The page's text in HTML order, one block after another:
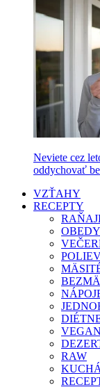
Neviete cez
oddychovať
VZŤAHY
RECEPTY
OBEDY
VEGAN
RAW